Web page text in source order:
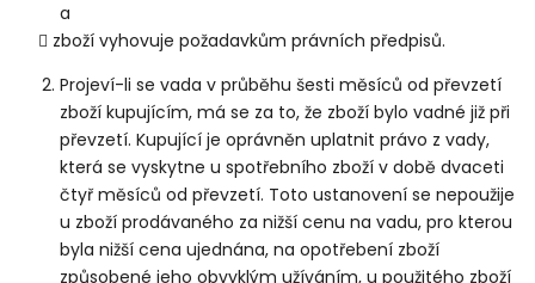
a
zboží vyhovuje požadavkům právních předpisů.
Projeví-li se vada v průběhu šesti měsíců od převzetí
zboží kupujícím, má se za to, že zboží bylo vadné již při
převzetí. Kupující je oprávněn uplatnit právo z vady,
která se vyskytne u spotřebního zboží v době dvaceti
čtyř měsíců od převzetí. Toto ustanovení se nepoužije
u zboží prodávaného za nižší cenu na vadu, pro kterou
byla nižší cena ujednána, na opotřebení zboží
způsobené jeho obvyklým užíváním, u použitého zboží